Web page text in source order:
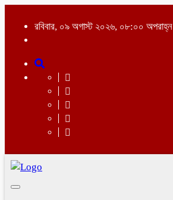
রবিবার, ০৯ অগাস্ট ২০২৬, ০৮:০০ অপরাহ্ন
Toggle